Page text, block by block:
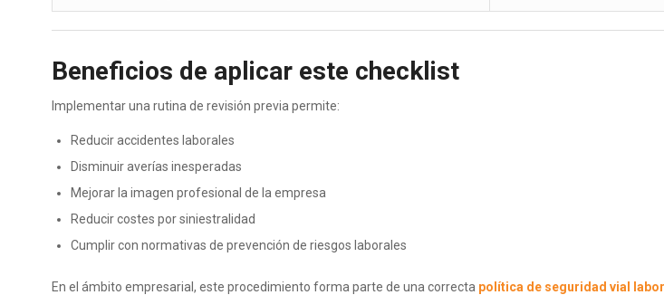
Beneficios de aplicar este checklist
Implementar una rutina de revisión previa permite:
Reducir accidentes laborales
Disminuir averías inesperadas
Mejorar la imagen profesional de la empresa
Reducir costes por siniestralidad
Cumplir con normativas de prevención de riesgos laborales
En el ámbito empresarial, este procedimiento forma parte de una correcta política de seguridad vial